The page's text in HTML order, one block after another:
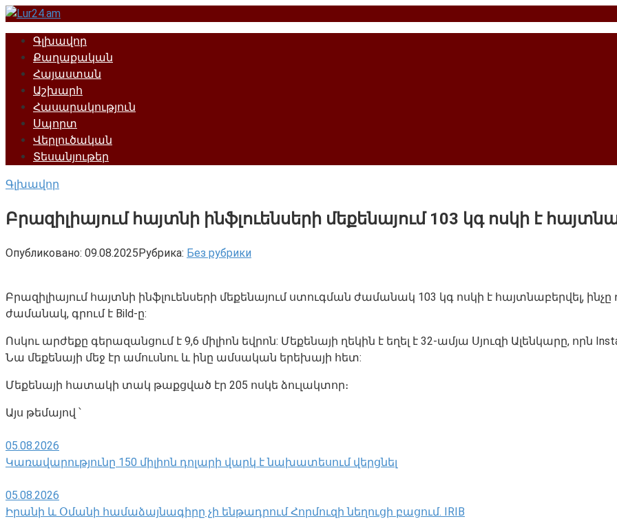
Перейти
контентуԳլխավոր
Քաղաքական
Հայաստան
Աշխարհ
Հասարակություն
Սպորտ
Վերլուծական
Տեսանյութեր
Գլխավոր
Բրազիլիայում հայտնի ինֆլուենսերի մեքենայում 103 կգ ոսկի է
Опубликовано: 09.08.2025Рубрика: Без рубрики
Բրազիլիայում հայտնի ինֆլուենսերի մեքենայում ստուգման ժամանակ 103 կգ ոսկի է հայտնաբերվել,
ժամանակ, գրում է Bild-ը:
Ոսկու արժեքը գերազանցում է 9,6 միլիոն եվրոն: Մեքենայի ղեկին է եղել է 32-ամյա Սյուզի Ալենկարը, որն
Նա մեքենայի մեջ էր ամուսնու և ինը ամսական երեխայի հետ:
Մեքենայի հատակի տակ թաքցված էր 205 ոսկե ձուլակտոր։
Այս թեմայով ՝
05.08.2026
Կառավարությունը 150 միլիոն դոլարի վարկ է նախատեսում վերցնել
05.08.2026
Իրանի և Օմանի համաձայնագիրը չի ենթադրում Հորմուզի նեղուցի բացում. IRIB